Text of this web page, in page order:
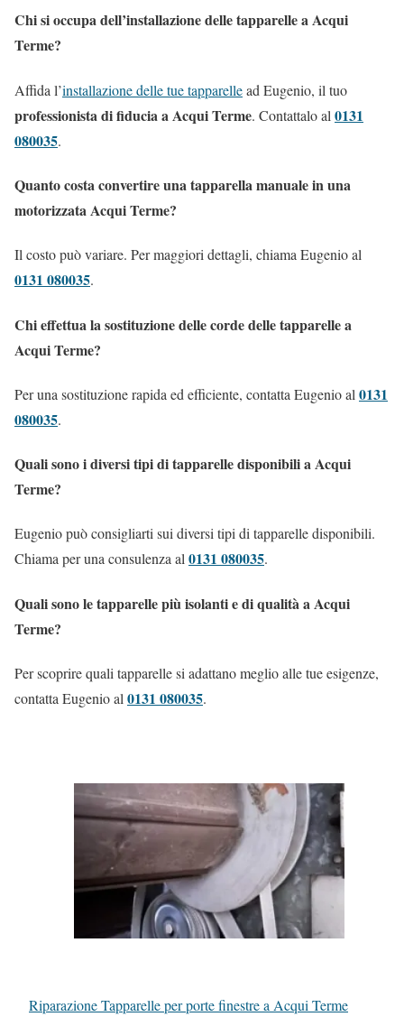
Chi si occupa dell’installazione delle tapparelle a Acqui
Terme?
Affida l’installazione delle tue tapparellead Eugenio, il tuo
professionista di fiducia a Acqui Terme. Contattalo al 0131
080035.
Quanto costa convertire una tapparella manuale in una
motorizzata Acqui Terme?
Il costo può variare. Per maggiori dettagli, chiama Eugenio al
0131 080035.
Chi effettua la sostituzione delle corde delle tapparelle a
Acqui Terme?
Per una sostituzione rapida ed efficiente, contatta Eugenio al 0131
080035.
Quali sono i diversi tipi di tapparelle disponibili a Acqui
Terme?
Eugenio può consigliarti sui diversi tipi di tapparelle disponibili.
Chiama per una consulenza al0131 080035.
Quali sono le tapparelle più isolanti e di qualità a Acqui
Terme?
Per scoprire quali tapparelle si adattano meglio alle tue esigenze,
contatta Eugenio al 0131 080035.
Riparazione Tapparelle per porte finestre a Acqui Terme